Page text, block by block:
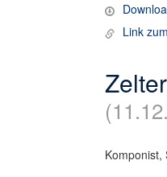
Link
Komponist,